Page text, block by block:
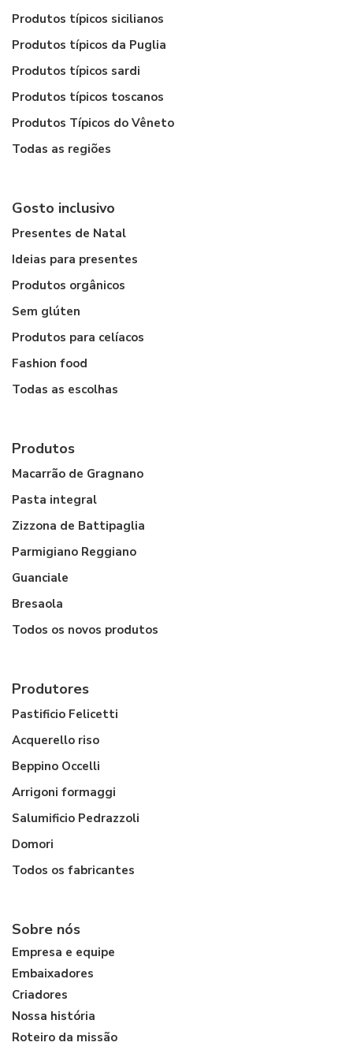
Produtos típicos sicilianos
Produtos típicos da Puglia
Produtos típicos sardi
Produtos típicos toscanos
Produtos Típicos do Vêneto
Todas as regiões
Gosto inclusivo
Presentes de Natal
Ideias para presentes
Produtos orgânicos
Sem glúten
Produtos para celíacos
Fashion food
Todas as escolhas
Produtos
Macarrão de Gragnano
Pasta integral
Zizzona de Battipaglia
Parmigiano Reggiano
Guanciale
Bresaola
Todos os novos produtos
Produtores
Pastificio Felicetti
Acquerello riso
Beppino Occelli
Arrigoni formaggi
Salumificio Pedrazzoli
Domori
Todos os fabricantes
Sobre nós
Empresa e equipe
Embaixadores
Criadores
Nossa história
Roteiro da missão